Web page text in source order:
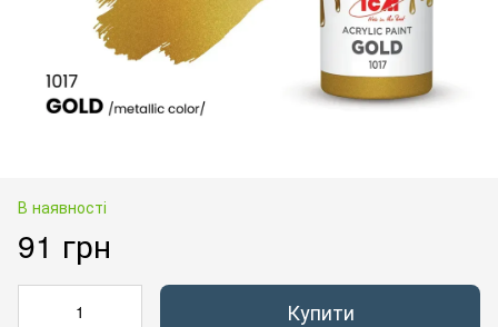
В наявності
91 грн
Купити